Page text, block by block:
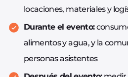
locaciones, materiales y
Durante el evento:
alimentos y agua, y la
personas asistentes